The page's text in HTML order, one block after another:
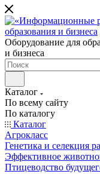
Оборудование для
и бизнеса
Каталог
По всему сайту
По каталогу
Каталог
Агрокласс
Генетика и селекция
Эффективное
Птицеводство